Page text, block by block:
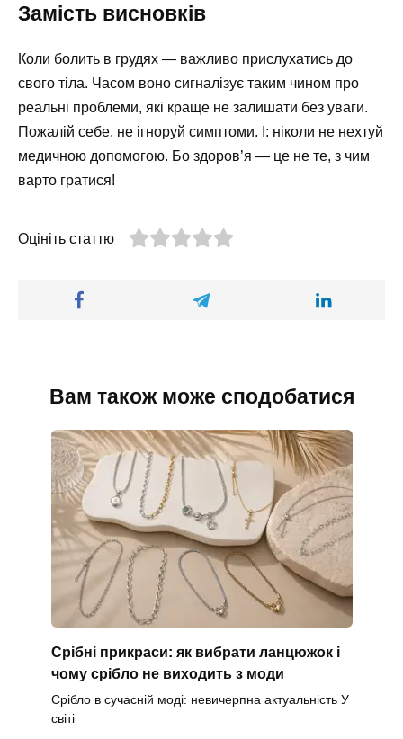
Замість висновків
Коли болить в грудях — важливо прислухатись до
свого тіла. Часом воно сигналізує таким чином про
реальні проблеми, які краще не залишати без уваги.
Пожалій себе, не ігноруй симптоми. І: ніколи не нехтуй
медичною допомогою. Бо здоров’я — це не те, з чим
варто гратися!
Оцініть статтю
Вам також може сподобатися
Срібні прикраси: як вибрати ланцюжок і
чому срібло не виходить з моди
Срібло в сучасній моді: невичерпна актуальність У
світі